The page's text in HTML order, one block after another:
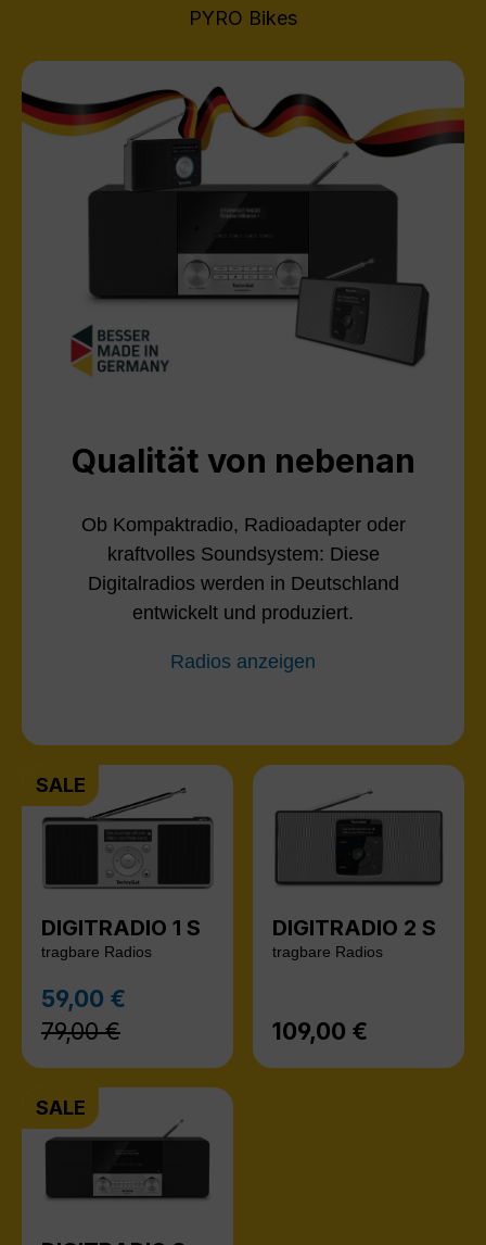
PYRO Bikes
Qualität von nebenan
Ob Kompaktradio, Radioadapter oder
kraftvolles Soundsystem: Diese
Digitalradios werden in Deutschland
entwickelt und produziert.
Radios anzeigen
SALE
DIGITRADIO 1 S
tragbare Radios
Verkaufspreis:
59,00 €
79,00 €
DIGITRADIO 2 S
tragbare Radios
Regulärer Preis:
109,00 €
SALE